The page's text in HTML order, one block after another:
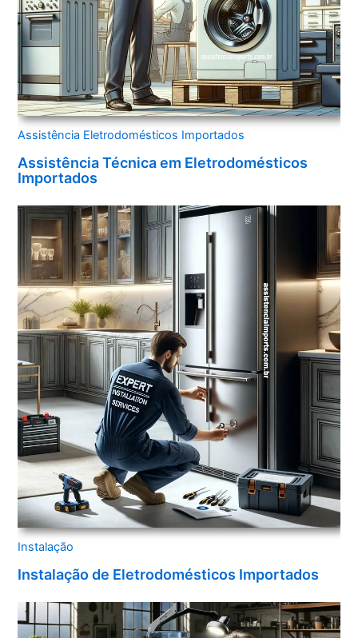
Assistência Eletrodomésticos Importados
Assistência Técnica em Eletrodomésticos
Importados
Instalação
Instalação de Eletrodomésticos Importados